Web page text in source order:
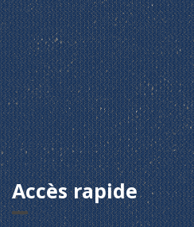
Accès rapide